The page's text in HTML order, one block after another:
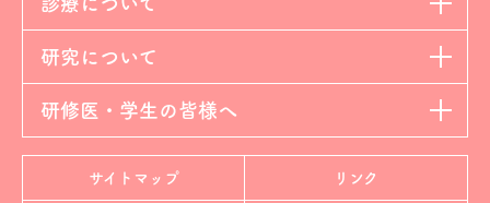
研究について
研修医・学生の皆様へ
サイトマップ リンク